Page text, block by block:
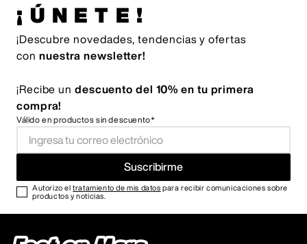
¡ÚNETE!
¡Descubre novedades, tendencias y ofertas
con nuestra newsletter!
¡Recibe un descuento del 10% en tu primera
compra!
Válido en productos sin descuento*
Suscribirme
Autorizo eltratamiento de mis datos para recibir comunicaciones sobre
productos y noticias.